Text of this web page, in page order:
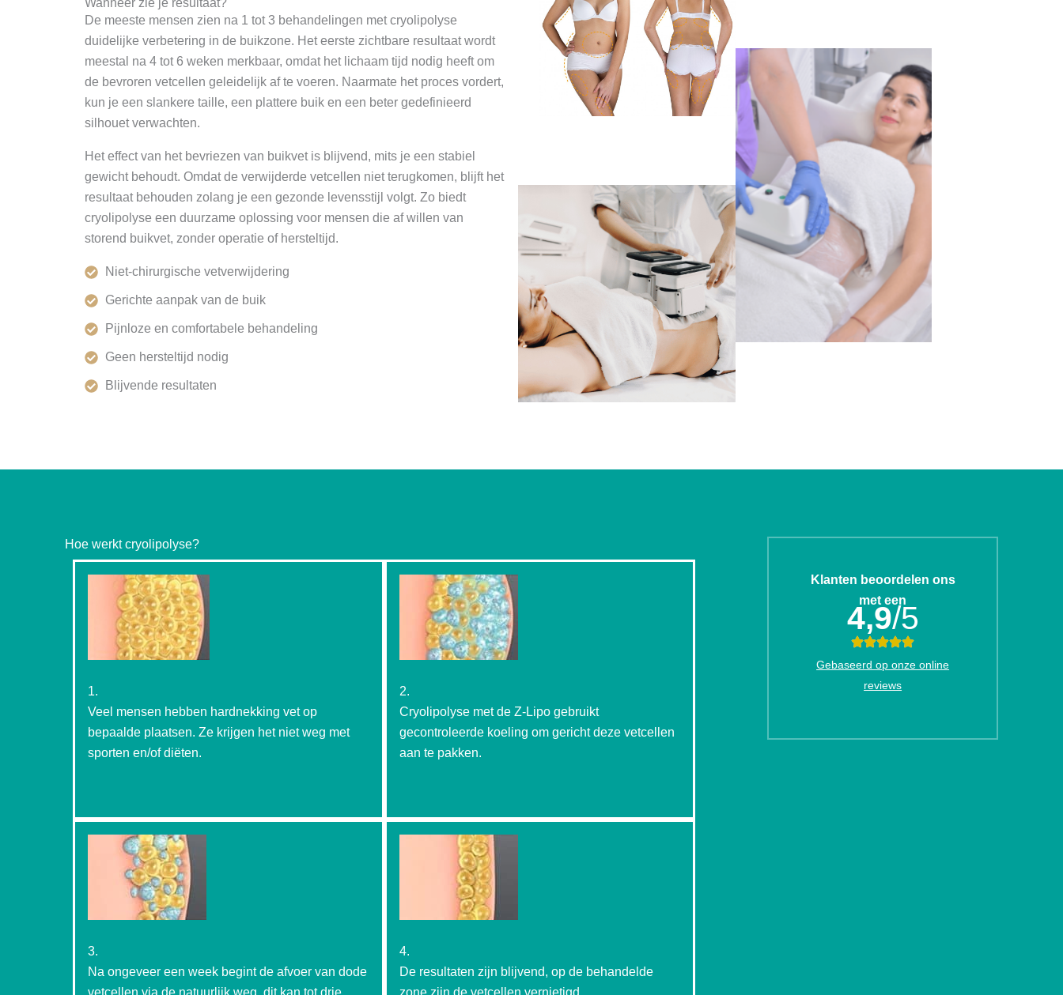
Wanneer zie je resultaat?
De meeste mensen zien na 1 tot 3 behandelingen met cryolipolyse
duidelijke verbetering in de buikzone. Het eerste zichtbare resultaat wordt
meestal na 4 tot 6 weken merkbaar, omdat het lichaam tijd nodig heeft om
de bevroren vetcellen geleidelijk af te voeren. Naarmate het proces vordert,
kun je een slankere taille, een plattere buik en een beter gedefinieerd
silhouet verwachten.
Het effect van het bevriezen van buikvet is blijvend, mits je een stabiel
gewicht behoudt. Omdat de verwijderde vetcellen niet terugkomen, blijft het
resultaat behouden zolang je een gezonde levensstijl volgt. Zo biedt
cryolipolyse een duurzame oplossing voor mensen die af willen van
storend buikvet, zonder operatie of hersteltijd.
Niet-chirurgische vetverwijdering
Gerichte aanpak van de buik
Pijnloze en comfortabele behandeling
Geen hersteltijd nodig
Blijvende resultaten
Hoe werkt cryolipolyse?
1.
Veel mensen hebben hardnekking vet op
bepaalde plaatsen. Ze krijgen het niet weg met
sporten en/of diëten.
2.
Cryolipolyse met de Z-Lipo gebruikt
gecontroleerde koeling om gericht deze vetcellen
aan te pakken.
3.
Na ongeveer een week begint de afvoer van dode
vetcellen via de natuurlijk weg, dit kan tot drie
4.
De resultaten zijn blijvend, op de behandelde
zone zijn de vetcellen vernietigd.
Klanten beoordelen ons
met een
4,9/5
Gebaseerd op onze online
reviews